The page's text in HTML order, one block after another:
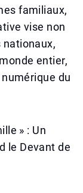
familiaux,
vise non
entier,
du
» : Un
le Devant de